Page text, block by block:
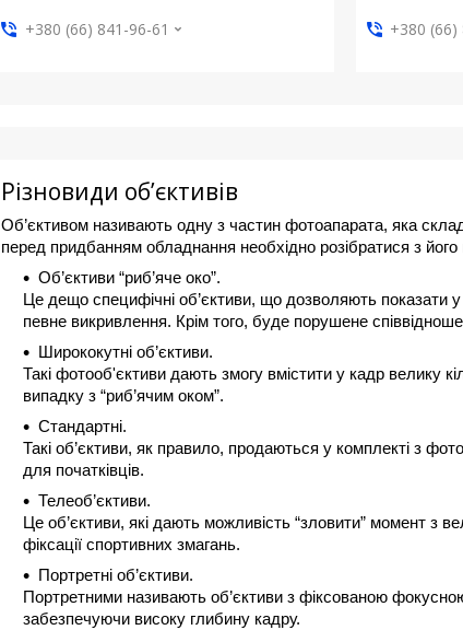
+380 (66) 841-96-61
+380 (66)
Різновиди об’єктивів
Об’єктивом називають одну з частин фотоапарата, яка
перед придбанням обладнання необхідно розібратися з
Об’єктиви “риб’яче око”.
Це дещо специфічні об’єктиви, що дозволяють показати
певне викривлення. Крім того, буде порушене
Ширококутні об’єктиви.
Такі фотооб'єктиви дають змогу вмістити у кадр велику
випадку з “риб’ячим оком”.
Стандартні.
Такі об’єктиви, як правило, продаються у комплекті з
для початківців.
Телеоб’єктиви.
Це об’єктиви, які дають можливість “зловити” момент з
фіксації спортивних змагань.
Портретні об’єктиви.
Портретними називають об’єктиви з фіксованою
забезпечуючи високу глибину кадру.